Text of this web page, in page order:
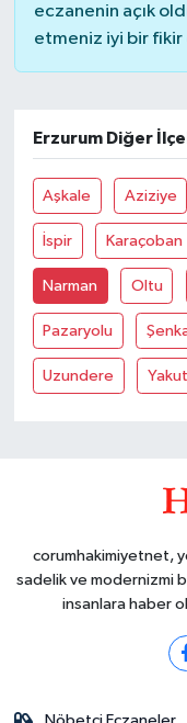
eczanenin açık
etmeniz iyi bir fikir
Erzurum Diğer
Aşkale Aziziye
İspir Karaçoban
Narman Oltu
Pazaryolu
Uzundere
corumhakimiyetnet,
sadelik ve modernizmi
insanlara haber